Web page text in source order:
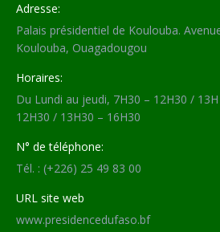
Adresse:
Palais présidentiel de Koulouba.
Koulouba, Ouagadougou
Horaires:
Du Lundi au jeudi, 7H30 – 12H30 /
12H30 / 13H30 – 16H30
N° de téléphone:
Tél. : (+226) 25 49 83 00
URL site web
www.presidencedufaso.bf